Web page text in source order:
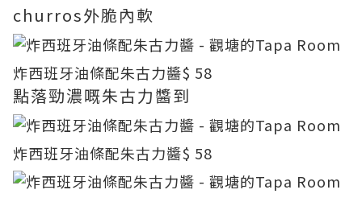
churros外脆內軟
炸西班牙油條配朱古力醬$ 58
點落勁濃嘅朱古力醬到
炸西班牙油條配朱古力醬$ 58